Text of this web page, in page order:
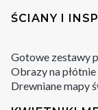
ŚCIANY I
Gotowe zestawy
Obrazy na
Drewniane mapy